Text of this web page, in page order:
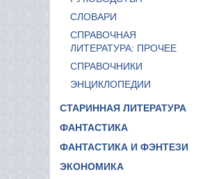
СЛОВАРИ
СПРАВОЧНАЯ
ЛИТЕРАТУРА: ПРОЧЕЕ
СПРАВОЧНИКИ
ЭНЦИКЛОПЕДИИ
СТАРИННАЯ ЛИТЕРАТУРА
ФАНТАСТИКА
ФАНТАСТИКА И ФЭНТЕЗИ
ЭКОНОМИКА